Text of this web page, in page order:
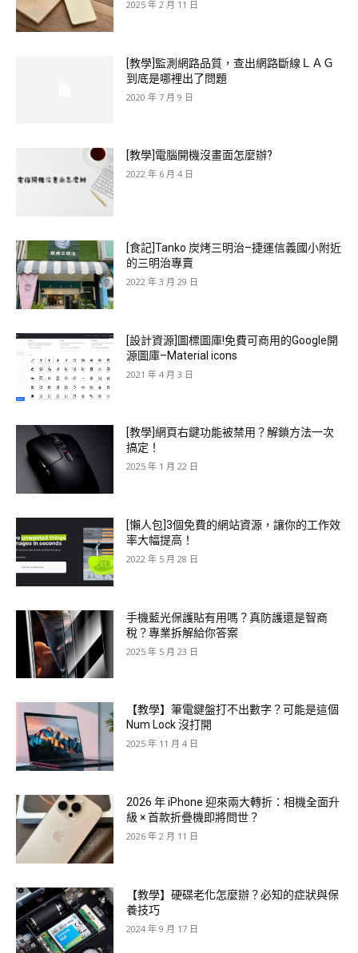
2025 年 2 月 11 日
[教學]監測網路品質，查出網路斷線ＬＡＧ
到底是哪裡出了問題
2020 年 7 月 9 日
[教學]電腦開機沒畫面怎麼辦?
2022 年 6 月 4 日
[食記]Tanko 炭烤三明治–捷運信義國小附近
的三明治專賣
2022 年 3 月 29 日
[設計資源]圖標圖庫!免費可商用的Google開
源圖庫–Material icons
2021 年 4 月 3 日
[教學]網頁右鍵功能被禁用？解鎖方法一次
搞定！
2025 年 1 月 22 日
[懶人包]3個免費的網站資源，讓你的工作效
率大幅提高！
2022 年 5 月 28 日
手機藍光保護貼有用嗎？真防護還是智商
稅？專業拆解給你答案
2025 年 5 月 23 日
【教學】筆電鍵盤打不出數字？可能是這個
Num Lock 沒打開
2025 年 11 月 4 日
2026 年 iPhone 迎來兩大轉折：相機全面升
級 × 首款折疊機即將問世？
2026 年 2 月 11 日
【教學】硬碟老化怎麼辦？必知的症狀與保
養技巧
2024 年 9 月 17 日